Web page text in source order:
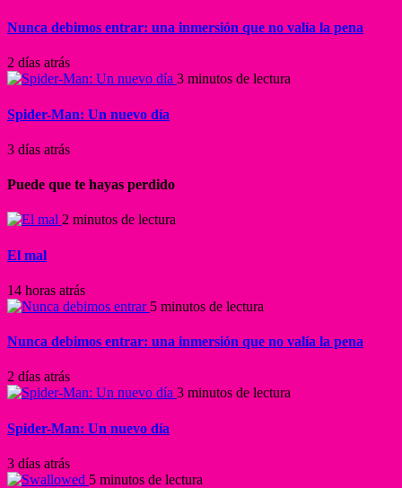
Nunca debimos entrar: una inmersión que no valía la pena
2 días atrás
3 minutos de lectura
Spider-Man: Un nuevo día
3 días atrás
Puede que te hayas perdido
2 minutos de lectura
El mal
14 horas atrás
5 minutos de lectura
Nunca debimos entrar: una inmersión que no valía la pena
2 días atrás
3 minutos de lectura
Spider-Man: Un nuevo día
3 días atrás
5 minutos de lectura